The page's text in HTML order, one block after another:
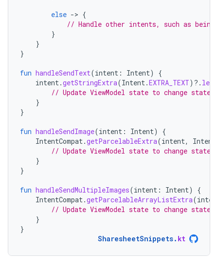
else -> {
// Handle other intents, such as being
}
}
}
fun handleSendText(intent : Intent)
{
intent.getStringExtra(Intent.EXTRA_TEXT) ?. let
// Update ViewModel state to change state
}
}
fun handleSendImage(intent : Intent)
{
IntentCompat.getParcelableExtra(intent, Intent
// Update ViewModel state to change state
}
}
fun handleSendMultipleImages(intent : Intent)
{
IntentCompat.getParcelableArrayListExtra(
// Update ViewModel state to change state
}
}
SharesheetSnippets. kt